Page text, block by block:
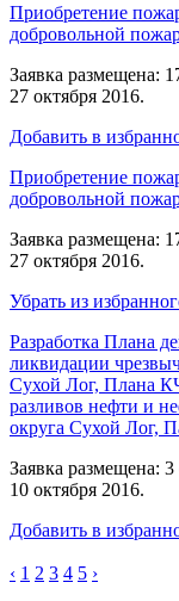
Приобретение
добровольной
Заявка размещена:
27 октября 2016.
Добавить в
Приобретение
добровольной
Заявка размещена:
27 октября 2016.
Убрать из
Разработка Плана
ликвидации
Сухой Лог, Плана
разливов нефти и
округа Сухой Лог,
Заявка размещена:
10 октября 2016.
Добавить в
‹ 1 2 3 4 5 ›